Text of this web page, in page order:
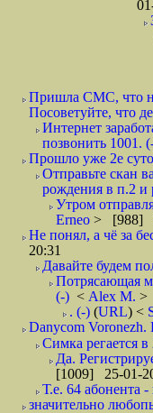
Пришла СМС, что
Посоветуйте, что
Интернет
позвонить 1001.
Прошло уже 2е
Отправьте скан
рождения в п.2 и
Утром
Erneo > [988]
Не понял, а чё за
20:31
Давайте будем
Потрясающая
(-) < Alex M. >
. (-) (URL) <
Danycom
Симка регается
Да.
[1009] 25-01-
Т.е. 64 абонента
значительно